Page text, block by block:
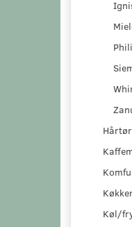
Køl/